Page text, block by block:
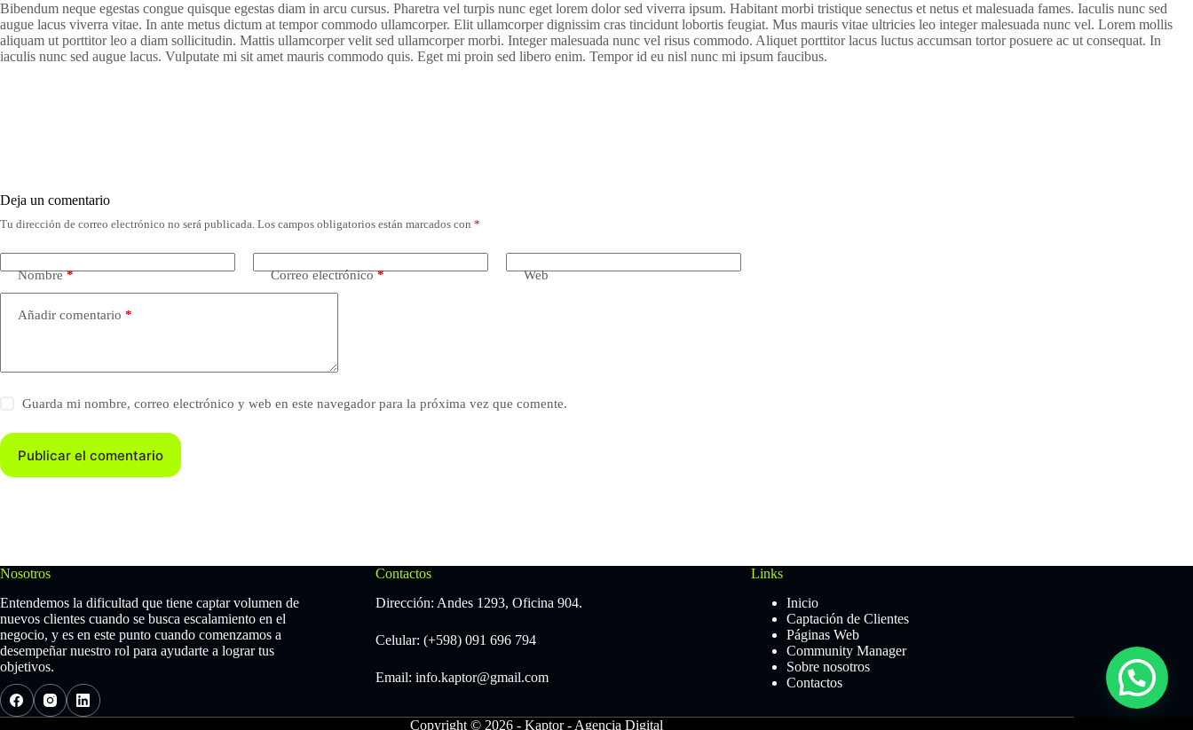
Bibendum neque egestas congue quisque egestas diam in arcu cursus. Pharetra vel turpis nunc eget lorem dolor sed viverra ipsum. Habitant morbi tristique senectus et netus et malesuada fames. Iaculis nunc sed
augue lacus viverra vitae. In ante metus dictum at tempor commodo ullamcorper. Elit ullamcorper dignissim cras tincidunt lobortis feugiat. Mus mauris vitae ultricies leo integer malesuada nunc vel. Lorem mollis
aliquam ut porttitor leo a diam sollicitudin. Mattis ullamcorper velit sed ullamcorper morbi. Integer malesuada nunc vel risus commodo. Aliquet porttitor lacus luctus accumsan tortor posuere ac ut consequat. In
iaculis nunc sed augue lacus. Vulputate mi sit amet mauris commodo quis. Eget mi proin sed libero enim. Tempor id eu nisl nunc mi ipsum faucibus.
Deja un comentario
Tu dirección de correo electrónico no será publicada. Los campos obligatorios están marcados con *
Nombre* Correo electrónico* Web
Añadir comentario *
Guarda mi nombre, correo electrónico y web en este navegador para la próxima vez que comente.
Publicar el comentario
Nosotros
Entendemos la dificultad que tiene captar volumen de
nuevos clientes cuando se busca escalamiento en el
negocio, y es en este punto cuando comenzamos a
desempeñar nuestro rol para ayudarte a lograr tus
objetivos.
Contactos
Dirección: Andes 1293, Oficina 904.
Celular: (+598) 091 696 794
Email: info.kaptor@gmail.com
Links
Inicio
Captación de Clientes
Páginas Web
Community Manager
Sobre nosotros
Contactos
Copyright © 2026 - Kaptor - Agencia Digital